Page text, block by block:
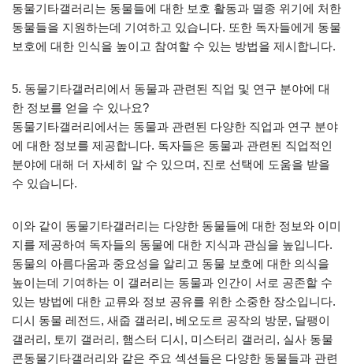
동물기타갤러리는 동물들에 대한 보호 활동과 멸종 위기에 처한
동물들을 지원하는데 기여하고 있습니다. 또한 독자들에게 동물
보호에 대한 인식을 높이고 참여할 수 있는 방법을 제시합니다.
5. 동물기타갤러리에서 동물과 관련된 직업 및 연구 분야에 대
한 정보를 얻을 수 있나요?
동물기타갤러리에서는 동물과 관련된 다양한 직업과 연구 분야
에 대한 정보를 제공합니다. 독자들은 동물과 관련된 직업적인
분야에 대해 더 자세히 알 수 있으며, 진로 선택에 도움을 받을
수 있습니다.
이와 같이 동물기타갤러리는 다양한 동물들에 대한 정보와 이미
지를 제공하여 독자들의 동물에 대한 지식과 관심을 높입니다.
동물의 아름다움과 중요성을 알리고 동물 보호에 대한 의식을
높이는데 기여하는 이 갤러리는 동물과 인간이 서로 공존할 수
있는 방법에 대한 교류와 정보 공유를 위한 소중한 장소입니다.
디시 동물 레전드, 새줍 갤러리, 베오도르 공작의 방문, 달팽이
갤러리, 토끼 갤러리, 햄스터 디시, 미스터리 갤러리, 실사 동물
콘동물기타갤러리와 같은 주요 섹션들은 다양한 동물들과 관련